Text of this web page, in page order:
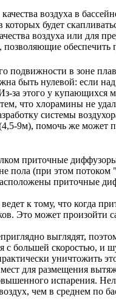
воздуха в
будет
воздуха или для
в зоне
быть нулевой: если
за этого у купающихся
что хлорамины не
системы
9м), помочь же может
приточные диффузоры
пола (при этом
приточные
к тому, что когда
Это может произойти
выглядят,
большей скоростью, и
уничтожить
мест для размещения
испарения.
чем в среднем по